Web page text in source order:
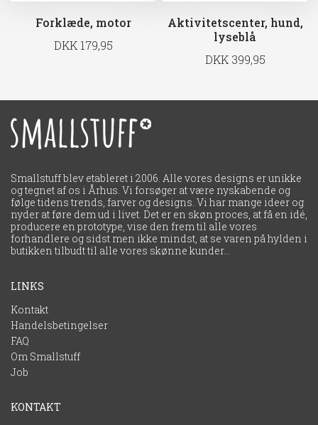
Forklæde, motor
DKK 179,95
Aktivitetscenter, hund,
lyseblå
DKK 399,95
Smallstuff blev etableret i 2006. Alle vores designs er unikke
og tegnet af os i Århus. Vi forsøger at være nyskabende og
følge tidens trends, farver og designs. Vi har mange ideer og
nyder at føre dem ud i livet. Det er en skøn proces, at få en idé,
producere en prototype, vise den frem til alle vores
forhandlere og sidst men ikke mindst, at se varen på hylden i
LINKS
Kontakt
Handelsbetingelser
FAQ
Om Smallstuff
Job
KONTAKT